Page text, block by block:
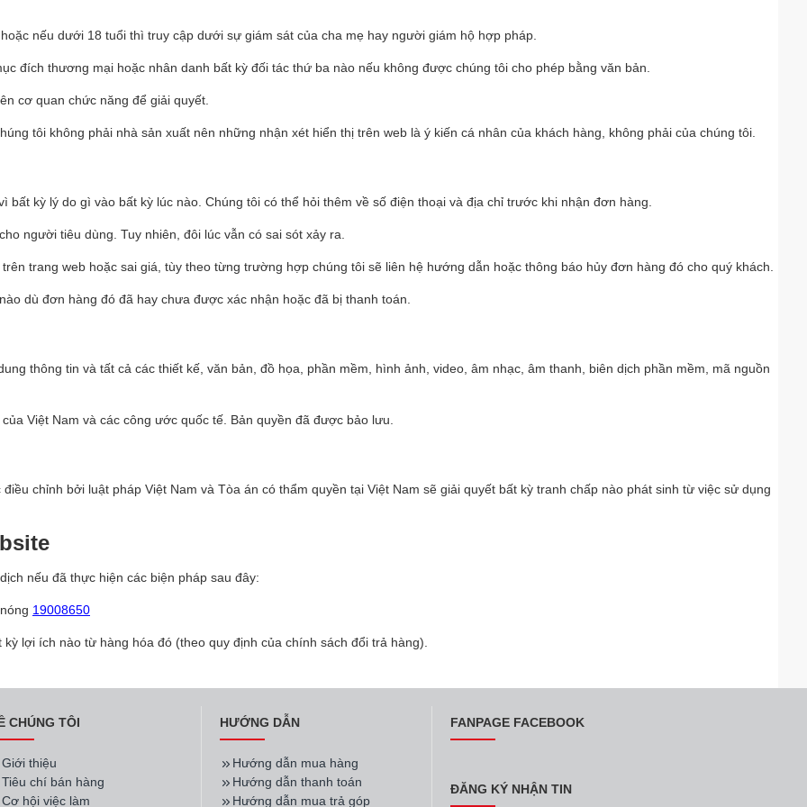
nếu dưới 18 tuổi thì truy cập dưới sự giám sát của cha mẹ hay người giám hộ hợp pháp.
đích thương mại hoặc nhân danh bất kỳ đối tác thứ ba nào nếu không được chúng tôi cho phép bằng văn bản.
cơ quan chức năng để giải quyết.
tôi không phải nhà sản xuất nên những nhận xét hiển thị trên web là ý kiến cá nhân của khách hàng, không phải của chúng tôi.
kỳ lý do gì vào bất kỳ lúc nào. Chúng tôi có thể hỏi thêm về số điện thoại và địa chỉ trước khi nhận đơn hàng.
người tiêu dùng. Tuy nhiên, đôi lúc vẫn có sai sót xảy ra.
trang web hoặc sai giá, tùy theo từng trường hợp chúng tôi sẽ liên hệ hướng dẫn hoặc thông báo hủy đơn hàng đó cho quý khách.
dù đơn hàng đó đã hay chưa được xác nhận hoặc đã bị thanh toán.
thông tin và tất cả các thiết kế, văn bản, đồ họa, phần mềm, hình ảnh, video, âm nhạc, âm thanh, biên dịch phần mềm, mã nguồn
Việt Nam và các công ước quốc tế. Bản quyền đã được bảo lưu.
chỉnh bởi luật pháp Việt Nam và Tòa án có thẩm quyền tại Việt Nam sẽ giải quyết bất kỳ tranh chấp nào phát sinh từ việc sử dụng
nếu đã thực hiện các biện pháp sau đây:
19008650
lợi ích nào từ hàng hóa đó (theo quy định của chính sách đổi trả hàng).
CHÚNG TÔI
Giới thiệu
Tiêu chí bán hàng
Cơ hội việc làm
HƯỚNG DẪN
Hướng dẫn mua hàng
Hướng dẫn thanh toán
Hướng dẫn mua trả góp
FANPAGE FACEBOOK
ĐĂNG KÝ NHẬN TIN